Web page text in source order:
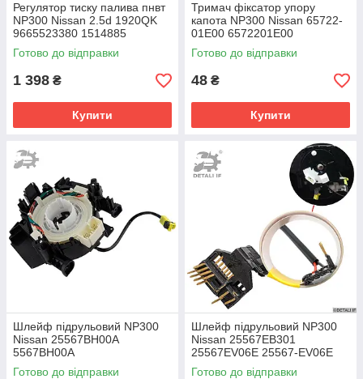
Регулятор тиску палива пнвт
NP300 Nissan 2.5d 1920QK
9665523380 1514885
6C1Q9358AB 1460A037
DCRS3002
Готово до відправки
1 398 ₴
Купити
Тримач фіксатор упору
капота NP300 Nissan 65722-
01E00 6572201E00
Готово до відправки
48 ₴
Купити
Шлейф підрульовий NP300
Nissan 25567BH00A
5567BH00A
Готово до відправки
Шлейф підрульовий NP300
Nissan 25567EB301
25567EV06E 25567-EV06E
без пласт
Готово до відправки